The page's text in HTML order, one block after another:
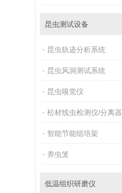
昆虫测试设备
昆虫轨迹分析系统
昆虫风洞测试系统
昆虫嗅觉仪
松材线虫检测仪/分离器
智能节能组培架
养虫笼
低温组织研磨仪